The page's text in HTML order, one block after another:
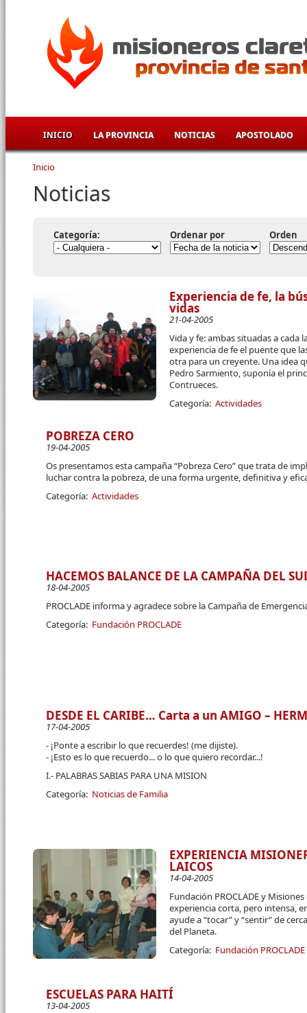
INICIO LA PROVINCIA NOTICIAS APOSTOLADO
Se encuentra usted aquí
Inicio
Noticias
Categoría: Ordenar por Orden
Experiencia de fe, la
vidas
21-04-2005
Vida y fe: ambas situadas a cada
experiencia de fe el puente que
otra para un creyente. Una idea
Pedro Sarmiento, suponía el
Contrueces.
Categoría: Actividades
POBREZA CERO
19-04-2005
Os presentamos esta campaña “Pobreza Cero” que trata de
luchar contra la pobreza, de una forma urgente, definitiva y
Categoría: Actividades
HACEMOS BALANCE DE LA CAMPAÑA DEL
18-04-2005
PROCLADE informa y agradece sobre la Campaña de
Categoría: Fundación PROCLADE
DESDE EL CARIBE… Carta a un AMIGO –
17-04-2005
- ¡Ponte a escribir lo que recuerdes! (me dijiste).
- ¡Esto es lo que recuerdo... o lo que quiero recordar...!
I.- PALABRAS SABIAS PARA UNA MISION
Categoría: Noticias de Familia
EXPERIENCIA
LAICOS
14-04-2005
Fundación PROCLADE y
experiencia corta, pero intensa,
ayude a “tocar” y “sentir” de
del Planeta.
Categoría: Fundación PROCLADE
ESCUELAS PARA HAITÍ
13-04-2005